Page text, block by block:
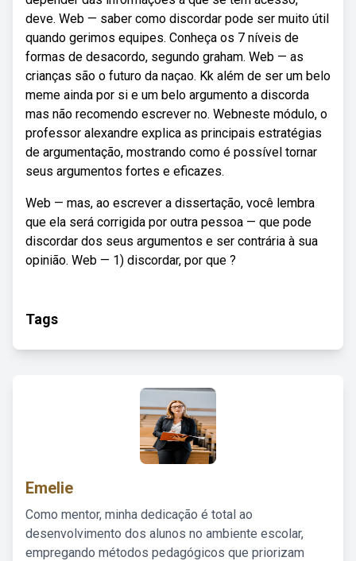
deve. Web — saber como discordar pode ser muito útil
quando gerimos equipes. Conheça os 7 níveis de
formas de desacordo, segundo graham. Web — as
crianças são o futuro da naçao. Kk além de ser um belo
meme ainda por si e um belo argumento a discorda
mas não recomendo escrever no. Webneste módulo, o
professor alexandre explica as principais estratégias
de argumentação, mostrando como é possível tornar
seus argumentos fortes e eficazes.
Web — mas, ao escrever a dissertação, você lembra
que ela será corrigida por outra pessoa — que pode
discordar dos seus argumentos e ser contrária à sua
opinião. Web — 1) discordar, por que ?
Tags
Emelie
Como mentor, minha dedicação é total ao
desenvolvimento dos alunos no ambiente escolar,
empregando métodos pedagógicos que priorizam